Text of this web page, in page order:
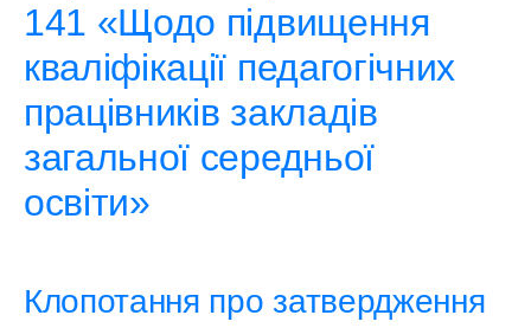
141 «Щодо підвищення
кваліфікації педагогічних
працівників закладів
загальної середньої
освіти»
Клопотання про затвердження